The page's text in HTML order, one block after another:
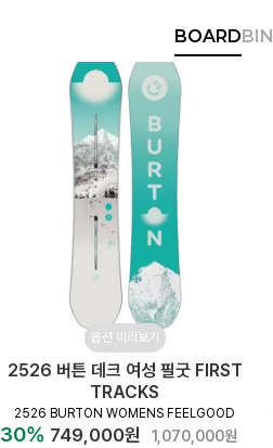
BOARD
옵션 미리보기
2526 버튼 데크 여성 필굿 FIRST
TRACKS
2526 BURTON WOMENS FEELGOOD
30% 749,000원 1,070,000원